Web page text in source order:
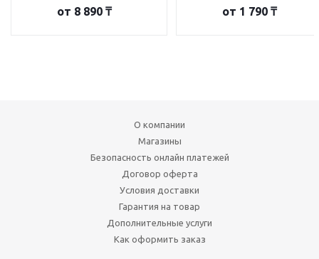
от 8 890 ₸ от 1 790 ₸
О компании
Магазины
Безопасность онлайн платежей
Договор оферта
Условия доставки
Гарантия на товар
Дополнительные услуги
Как оформить заказ